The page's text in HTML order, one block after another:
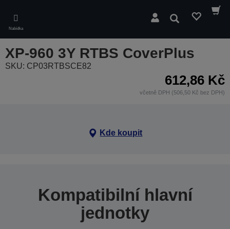
main
content
Nabídka
Hledat
XP-960 3Y RTBS CoverPlus
SKU: CP03RTBSCE82
612,86 Kč
včetně DPH (506,50 Kč bez DPH)
Kde koupit
Kompatibilní hlavní
jednotky